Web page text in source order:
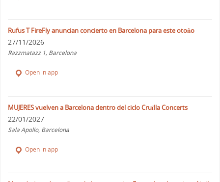
Rufus T FireFly anuncian concierto en Barcelona para este otoño
27/11/2026
Razzmatazz 1, Barcelona
Open in app
MUJERES vuelven a Barcelona dentro del ciclo Cruïlla Concerts
22/01/2027
Sala Apollo, Barcelona
Open in app